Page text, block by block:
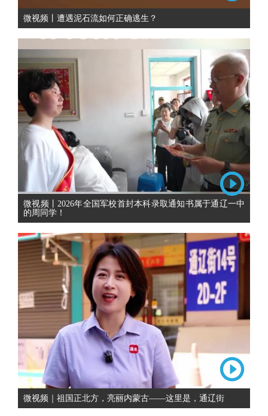
微视频丨遭遇泥石流如何正确逃生？
微视频丨2026年全国军校首封本科录取通知书属于通辽一中
的周同学！
微视频｜祖国正北方，亮丽内蒙古——这里是，通辽街